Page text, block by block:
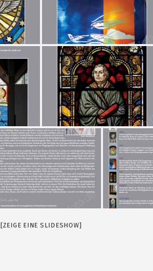
[ZEIGE EINE SLIDESHOW]